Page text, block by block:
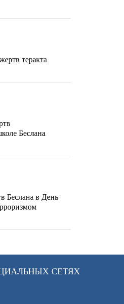
теракта
Беслана
Беслана в День
СЕТЯХ